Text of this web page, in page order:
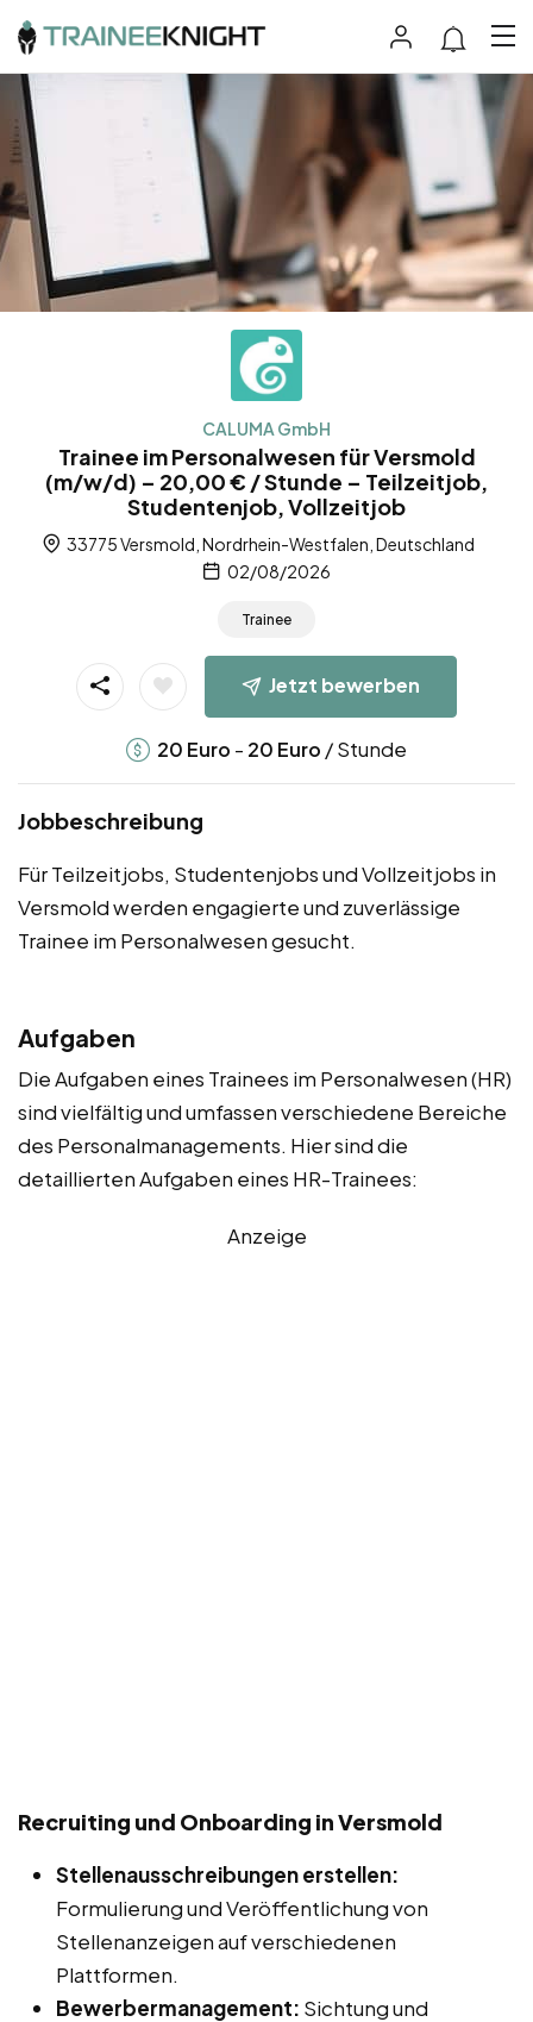
CALUMA GmbH
Trainee im Personalwesen für Versmold
(m/w/d) – 20,00 € / Stunde – Teilzeitjob,
Studentenjob, Vollzeitjob
33775 Versmold, Nordrhein-Westfalen, Deutschland
02/08/2026
Trainee
Jetzt bewerben
20 Euro - 20 Euro / Stunde
Jobbeschreibung
Für Teilzeitjobs, Studentenjobs und Vollzeitjobs in
Versmold werden engagierte und zuverlässige
Trainee im Personalwesen gesucht.
Aufgaben
Die Aufgaben eines Trainees im Personalwesen (HR)
sind vielfältig und umfassen verschiedene Bereiche
des Personalmanagements. Hier sind die
detaillierten Aufgaben eines HR-Trainees:
Anzeige
Recruiting und Onboarding in Versmold
Stellenausschreibungen erstellen:
Formulierung und Veröffentlichung von
Stellenanzeigen auf verschiedenen
Plattformen.
Bewerbermanagement: Sichtung und